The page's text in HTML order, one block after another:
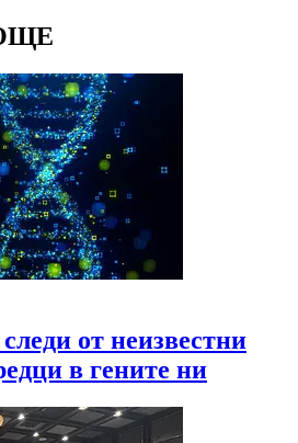
от неизвестни
в гените ни